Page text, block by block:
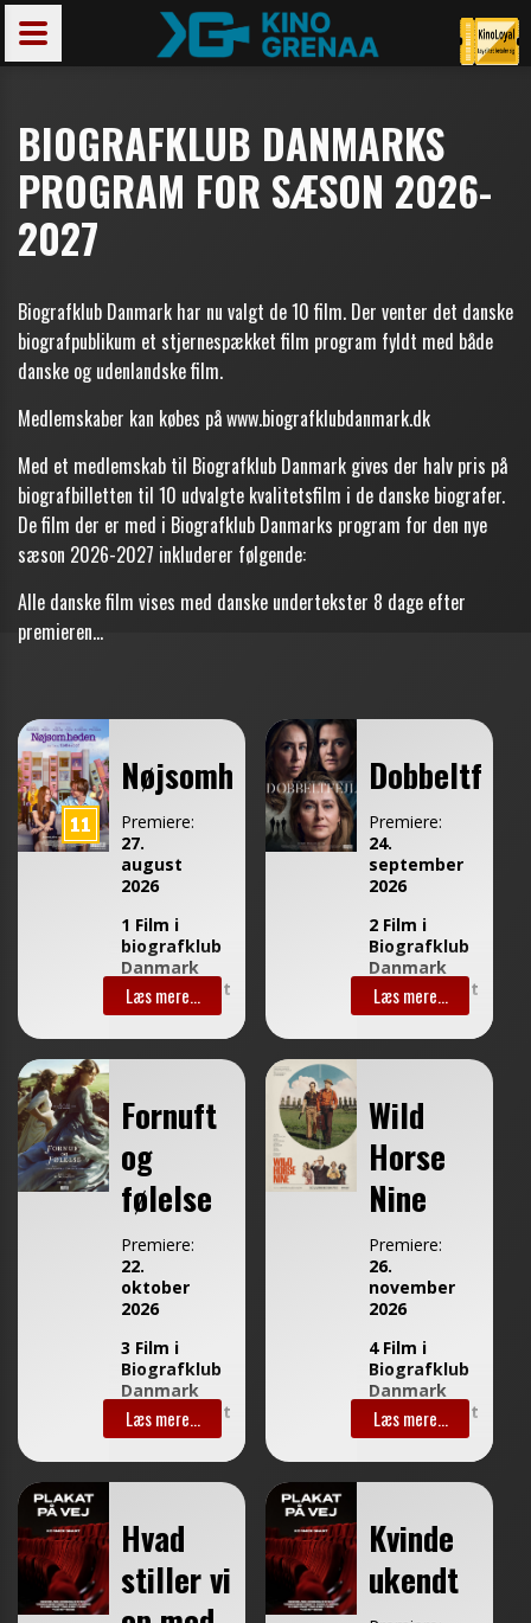
BIOGRAFKLUB DANMARKS
PROGRAM FOR SÆSON 2026-
2027
Biografklub Danmark har nu valgt de 10 film. Der venter det danske
biografpublikum et stjernespækket film program fyldt med både
danske og udenlandske film.
Medlemskaber kan købes påwww.biografklubdanmark.dk
Med et medlemskab til Biografklub Danmark gives der halv pris på
biografbilletten til 10 udvalgte kvalitetsfilm i de danske biografer.
De film der er med i Biografklub Danmarks program for den nye
sæson 2026-2027 inkluderer følgende:
Alle danske film vises med danske undertekster 8 dage efter
premieren...